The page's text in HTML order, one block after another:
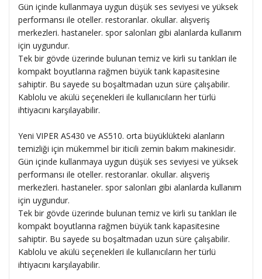
Gün içinde kullanmaya uygun düşük ses seviyesi ve yüksek
performansı ile oteller. restoranlar. okullar. alışveriş
merkezleri. hastaneler. spor salonları gibi alanlarda kullanım
için uygundur.
Tek bir gövde üzerinde bulunan temiz ve kirli su tankları ile
kompakt boyutlarına rağmen büyük tank kapasitesine
sahiptir. Bu sayede su boşaltmadan uzun süre çalışabilir.
Kablolu ve akülü seçenekleri ile kullanıcıların her türlü
ihtiyacını karşılayabilir.
Yeni VIPER AS430 ve AS510. orta büyüklükteki alanların
temizliği için mükemmel bir iticili zemin bakım makinesidir.
Gün içinde kullanmaya uygun düşük ses seviyesi ve yüksek
performansı ile oteller. restoranlar. okullar. alışveriş
merkezleri. hastaneler. spor salonları gibi alanlarda kullanım
için uygundur.
Tek bir gövde üzerinde bulunan temiz ve kirli su tankları ile
kompakt boyutlarına rağmen büyük tank kapasitesine
sahiptir. Bu sayede su boşaltmadan uzun süre çalışabilir.
Kablolu ve akülü seçenekleri ile kullanıcıların her türlü
ihtiyacını karşılayabilir.